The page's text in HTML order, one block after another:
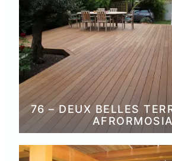
76 – DEUX BELLES
AFRORMOSIA